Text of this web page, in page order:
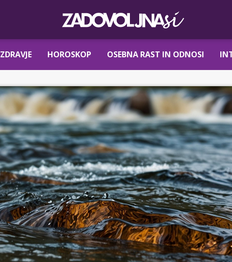
ZDRAVJE HOROSKOP OSEBNA RAST IN ODNOSI